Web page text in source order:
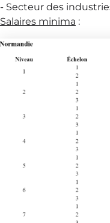
- Secteur des
Salaires minima :